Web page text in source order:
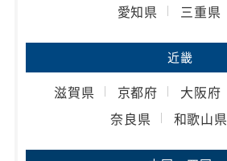
愛知県
三重県
近畿
滋賀県 京都府 大阪府
奈良県
和歌山県